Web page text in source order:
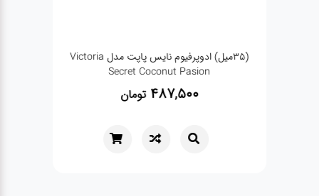
(35میل) ادوپرفیوم نایس پاپت مدل Victoria
Secret Coconut Pasion
487,500 تومان